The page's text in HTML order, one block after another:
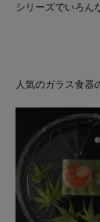
シリーズでいろん
人気のガラス食器